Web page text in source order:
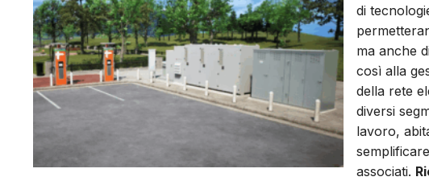
di
ma anche
così alla
della rete
diversi
lavoro,
associati.